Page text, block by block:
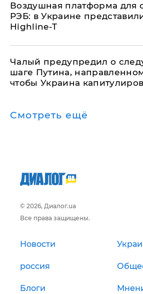
Воздушная платформа для
РЭБ: в Украине
Highline-T
Чалый предупредил о
шаге Путина,
чтобы Украина
Смотреть ещё
© 2026, Диалог.ua
Все права защищены.
Новости
россия
Блоги